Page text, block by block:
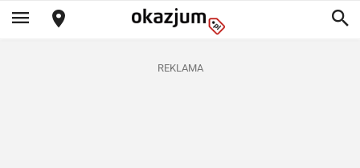
REKLAMA